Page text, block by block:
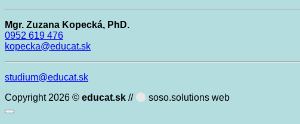
Mgr. Zuzana Kopecká, PhD.
0952 619 476
kopecka@educat.sk
studium@educat.sk
Copyright 2026 © educat.sk // soso.solutions web